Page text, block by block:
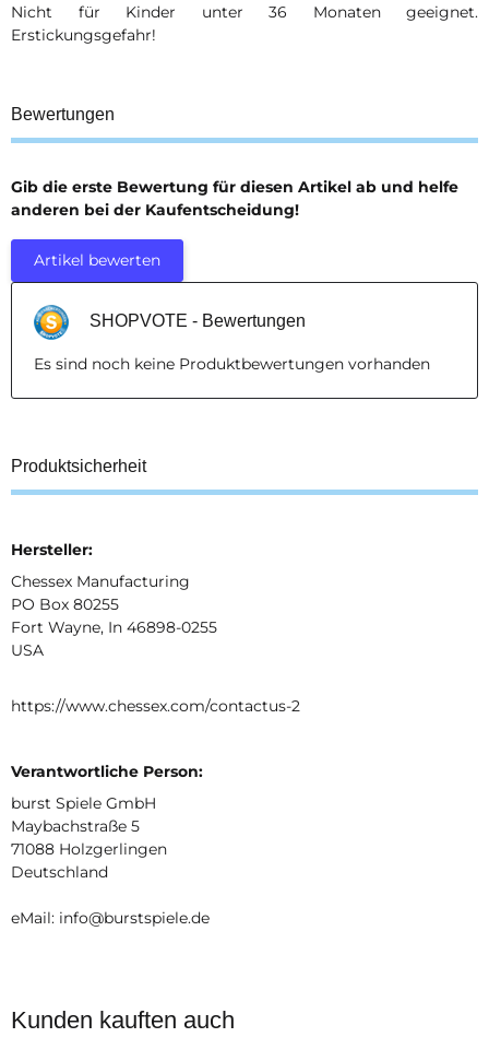
Nicht für Kinder unter 36 Monaten geeignet.
Erstickungsgefahr!
Bewertungen
Gib die erste Bewertung für diesen Artikel ab und helfe
anderen bei der Kaufentscheidung!
Artikel bewerten
SHOPVOTE - Bewertungen
Es sind noch keine Produktbewertungen vorhanden
Produktsicherheit
Hersteller:
Chessex Manufacturing
PO Box 80255
Fort Wayne, In 46898-0255
USA
https://www.chessex.com/contactus-2
Verantwortliche Person:
burst Spiele GmbH
Maybachstraße 5
71088 Holzgerlingen
Deutschland
eMail: info@burstspiele.de
Kunden kauften auch